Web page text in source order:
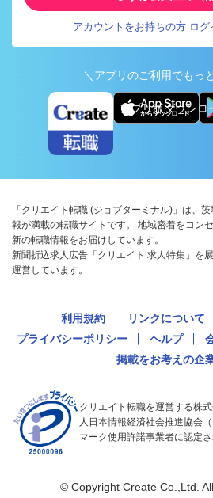
アカウントをお持ちの方 ログ
＼アプリのご利用でもっ
アプリ版ダウンロ
「クリエイト転職 (ジョブターミナル)」は、
報が満載の転職サイトです。 地域密着をコン
新の転職情報をお届けしています。
新聞折込求人広告「クリエイト 求人特集」を
運営しています。
利用規約 リンクについて
プライバシーポリシー
ヘルプ
掲載をお考えの企
クリエイト転職を運営する株
人日本情報経済社会推進協会
マーク使用許諾事業者に認定さ
© Copyright Create Co.,Ltd.